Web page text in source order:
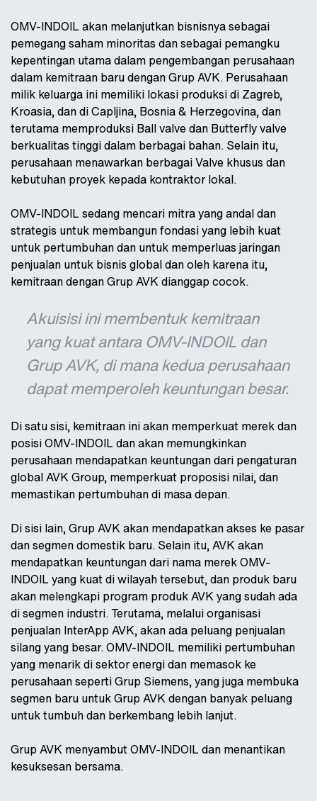
OMV-INDOIL akan melanjutkan bisnisnya sebagai
pemegang saham minoritas dan sebagai pemangku
kepentingan utama dalam pengembangan perusahaan
dalam kemitraan baru dengan Grup AVK. Perusahaan
milik keluarga ini memiliki lokasi produksi di Zagreb,
Kroasia, dan di Capljina, Bosnia & Herzegovina, dan
terutama memproduksi Ball valve dan Butterfly valve
berkualitas tinggi dalam berbagai bahan. Selain itu,
perusahaan menawarkan berbagai Valve khusus dan
kebutuhan proyek kepada kontraktor lokal.
OMV-INDOIL sedang mencari mitra yang andal dan
strategis untuk membangun fondasi yang lebih kuat
untuk pertumbuhan dan untuk memperluas jaringan
penjualan untuk bisnis global dan oleh karena itu,
kemitraan dengan Grup AVK dianggap cocok.
Akuisisi ini membentuk kemitraan
yang kuat antara OMV-INDOIL dan
Grup AVK, di mana kedua perusahaan
dapat memperoleh keuntungan besar.
Di satu sisi, kemitraan ini akan memperkuat merek dan
posisi OMV-INDOIL dan akan memungkinkan
perusahaan mendapatkan keuntungan dari pengaturan
global AVK Group, memperkuat proposisi nilai, dan
memastikan pertumbuhan di masa depan.
Di sisi lain, Grup AVK akan mendapatkan akses ke pasar
dan segmen domestik baru. Selain itu, AVK akan
mendapatkan keuntungan dari nama merek OMV-
INDOIL yang kuat di wilayah tersebut, dan produk baru
akan melengkapi program produk AVK yang sudah ada
di segmen industri. Terutama, melalui organisasi
penjualan InterApp AVK, akan ada peluang penjualan
silang yang besar. OMV-INDOIL memiliki pertumbuhan
yang menarik di sektor energi dan memasok ke
perusahaan seperti Grup Siemens, yang juga membuka
segmen baru untuk Grup AVK dengan banyak peluang
untuk tumbuh dan berkembang lebih lanjut.
Grup AVK menyambut OMV-INDOIL dan menantikan
kesuksesan bersama.